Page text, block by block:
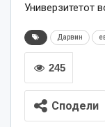
Универзитетот
Дарвин
245
Сподели